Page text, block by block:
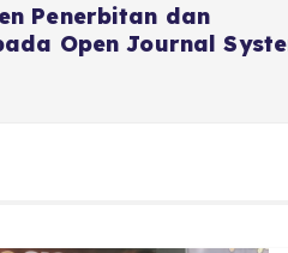
Penerbitan dan
Open Journal